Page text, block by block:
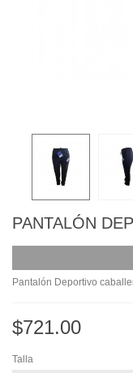
PANTALÓN
Pantalón Deportivo
$721.00
Talla